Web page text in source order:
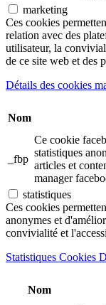
marketing
Ces cookies
relation avec des
utilisateur, la
de ce site web et des
Détails des cookies
Nom
_fbp
Ce cookie
statistiques
articles et
manager
statistiques
Ces cookies
anonymes et
convivialité et
Statistiques Cookies
Nom